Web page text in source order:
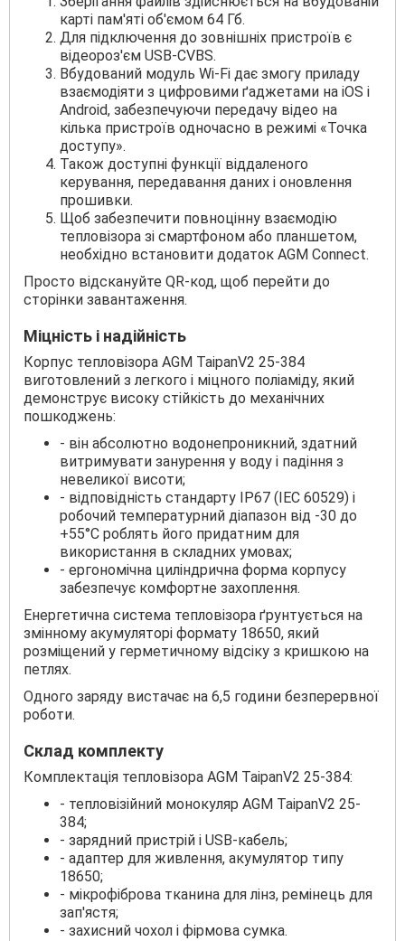
карті пам'яті об'ємом 64 Гб.
Для підключення до зовнішніх пристроїв є
відеороз'єм USB-CVBS.
Вбудований модуль Wi-Fi дає змогу приладу
взаємодіяти з цифровими ґаджетами на iOS і
Android, забезпечуючи передачу відео на
кілька пристроїв одночасно в режимі «Точка
доступу».
Також доступні функції віддаленого
керування, передавання даних і оновлення
прошивки.
Щоб забезпечити повноцінну взаємодію
тепловізора зі смартфоном або планшетом,
необхідно встановити додаток AGM Connect.
Просто відскануйте QR-код, щоб перейти до
сторінки завантаження.
Міцність і надійність
Корпус тепловізора AGM TaipanV2 25-384
виготовлений з легкого і міцного поліаміду, який
демонструє високу стійкість до механічних
пошкоджень:
- він абсолютно водонепроникний, здатний
витримувати занурення у воду і падіння з
невеликої висоти;
- відповідність стандарту IP67 (IEC 60529) і
робочий температурний діапазон від -30 до
+55°C роблять його придатним для
використання в складних умовах;
- ергономічна циліндрична форма корпусу
забезпечує комфортне захоплення.
Енергетична система тепловізора ґрунтується на
змінному акумуляторі формату 18650, який
розміщений у герметичному відсіку з кришкою на
петлях.
Одного заряду вистачає на 6,5 години безперервної
роботи.
Склад комплекту
Комплектація тепловізора AGM TaipanV2 25-384:
- тепловізійний монокуляр AGM TaipanV2 25-
384;
- зарядний пристрій і USB-кабель;
- адаптер для живлення, акумулятор типу
18650;
- мікрофіброва тканина для лінз, ремінець для
зап'ястя;
- захисний чохол і фірмова сумка.